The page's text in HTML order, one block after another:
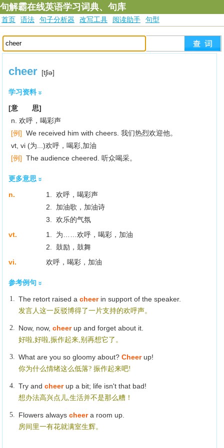
句解霸在线英语学习词典、句库
首页 语法 句子分析器 改写工具 阅读助手 句型
cheer [tʃiә]
学习资料
[意 思]
n. 欢呼，喝彩声
[例] We received him with cheers. 我们热烈欢迎他。
vt, vi (为...)欢呼，喝彩,加油
[例] The audience cheered. 听众喝采。
更多意思
n.
1. 欢呼，喝彩声
2. 加油歌，加油诗
3. 欢乐的气氛
vt.
1. 为……欢呼，喝彩，加油
2. 鼓励，鼓舞
vi.
欢呼，喝彩，加油
参考例句
1. The retort raised a cheer in support of the speaker.
发言人这一反驳博得了一片支持的欢呼声。
2. Now, now, cheer up and forget about it.
好啦,好啦,振作起来,别再想它了。
3. What are you so gloomy about? Cheer up!
你为什么情绪这么低落? 振作起来吧!
4. Try and cheer up a bit; life isn't that bad!
想办法高兴点儿,生活并不是那么糟！
5. Flowers always cheera room up.
房间里一有花就满室生辉。